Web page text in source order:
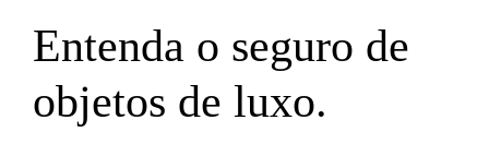
Entenda o seguro de
objetos de luxo.